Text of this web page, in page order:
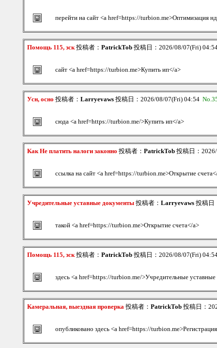
перейти на сайт <a href=https://turbion.me>Оптимизация
Помощь 115, зск投稿者： PatrickTob 投稿日：2026/08/07(Fri)
сайт <a href=https://turbion.me>Купить ип</a>
Усн, осно 投稿者： Larryevaws 投稿日：2026/08/07(Fri) 04:54
сюда <a href=https://turbion.me/>Купить ип</a>
Как Не платить налоги законно 投稿者： PatrickTob 投稿日：
ссылка на сайт <a href=https://turbion.me>Открытие
Учредительные уставные документы 投稿者： Larryevaws 投稿日
такой <a href=https://turbion.me>Открытие счета</a>
Помощь 115, зск投稿者： PatrickTob 投稿日：2026/08/07(Fri)
здесь <a href=https://turbion.me/>Учредительные
Камеральная, выездная проверка 投稿者： PatrickTob 投稿日：
опубликовано здесь <a href=https://